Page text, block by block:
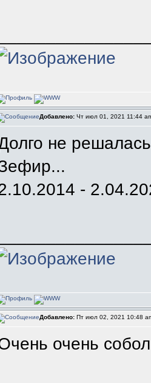
Добавлено: Чт июл 01, 2021 11:44
не
-
Добавлено: Пт июл 02, 2021 10:48
очень